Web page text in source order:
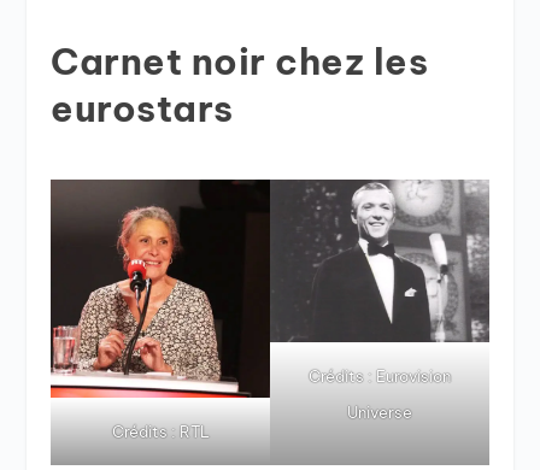
Carnet noir chez les
eurostars
Crédits : RTL
Crédits : Eurovision
Universe